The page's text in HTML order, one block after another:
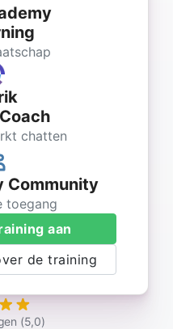
chatten
Community
toegang
aan
de training
(5,0)